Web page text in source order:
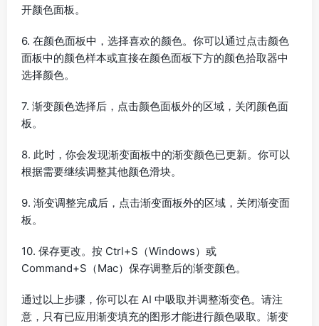
开颜色面板。
6. 在颜色面板中，选择喜欢的颜色。你可以通过点击颜色
面板中的颜色样本或直接在颜色面板下方的颜色拾取器中
选择颜色。
7. 渐变颜色选择后，点击颜色面板外的区域，关闭颜色面
板。
8. 此时，你会发现渐变面板中的渐变颜色已更新。你可以
根据需要继续调整其他颜色滑块。
9. 渐变调整完成后，点击渐变面板外的区域，关闭渐变面
板。
10. 保存更改。按 Ctrl+S（Windows）或
Command+S（Mac）保存调整后的渐变颜色。
通过以上步骤，你可以在 AI 中吸取并调整渐变色。请注
意，只有已应用渐变填充的图形才能进行颜色吸取。渐变